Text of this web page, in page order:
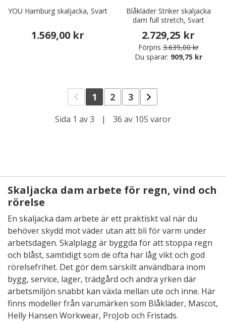
YOU Hamburg skaljacka, Svart
1.569,00 kr
Blåkläder Striker skaljacka
dam full stretch, Svart
2.729,25 kr
Förpris 3.639,00 kr
Du sparar: 909,75 kr
1 2 3
Sida 1 av 3 | 36 av 105 varor
Skaljacka dam arbete för regn, vind och
rörelse
En skaljacka dam arbete är ett praktiskt val när du
behöver skydd mot väder utan att bli för varm under
arbetsdagen. Skalplagg är byggda för att stoppa regn
och blåst, samtidigt som de ofta har låg vikt och god
rörelsefrihet. Det gör dem särskilt användbara inom
bygg, service, lager, trädgård och andra yrken där
arbetsmiljön snabbt kan växla mellan ute och inne. Här
finns modeller från varumärken som Blåkläder, Mascot,
Helly Hansen Workwear, ProJob och Fristads.